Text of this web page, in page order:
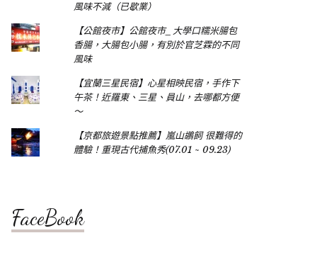
風味不減（已歇業）
【公館夜市】公館夜市_大學口糯米腸包
香腸，大腸包小腸，有別於官芝霖的不同
風味
【宜蘭三星民宿】心星相映民宿，手作下
午茶！近羅東、三星、員山，去哪都方便
～
【京都旅遊景點推薦】嵐山鶘飼 很難得的
體驗！重現古代捕魚秀(07.01 ~ 09.23)
FaceBook